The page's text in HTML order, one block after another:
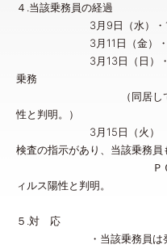
４.当該乗務員の経過
3月9日（水）・10日
3月11日（金）・12
3月13日（日）・14日
乗務
（同居している家族
性と判明。）
3月15日（火） 保健所
検査の指示があり、当該乗務員
ＰＣＲ検査を実
ィルス陽性と判明。
５.対 応
・当該乗務員は発熱症